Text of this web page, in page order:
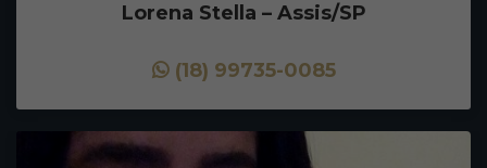
Lorena Stella – Assis/SP
(18) 99735-0085